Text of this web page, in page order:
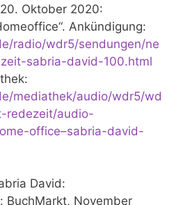
Oktober 2020:
Ankündigung:
radio/wdr5/sendungen/ne
sabria-david-100.html
mediathek/audio/wdr5/wd
redezeit/audio-
office–sabria-david-
David:
BuchMarkt, November